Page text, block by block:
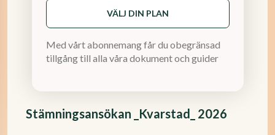
Stämningsansökan _Kvarstad_ 2026
VÄLJ DIN PLAN
Med vårt abonnemang får du obegränsad
tillgång till alla våra dokument och guider